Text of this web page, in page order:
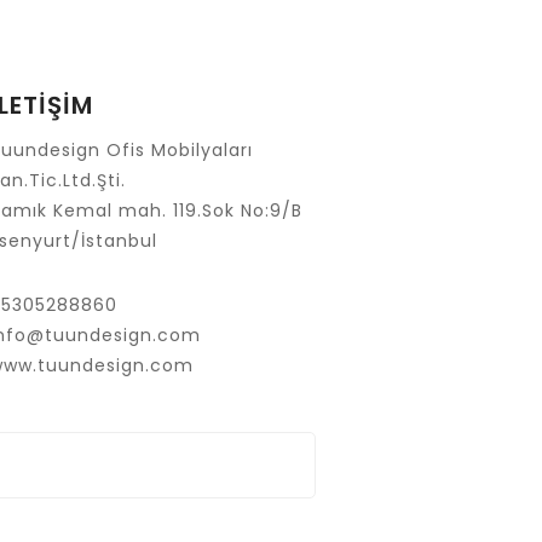
Ofis Mobilyaları
Kemal mah. 119.Sok No:9/B
İstanbul